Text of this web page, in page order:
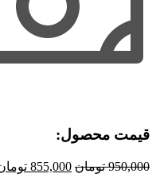
عدد
قیمت محصول:​
950,000 تومان قیمت
855,000